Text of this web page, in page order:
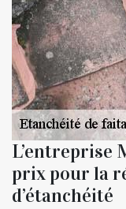
L’entreprise
prix pour la
d’étanchéité